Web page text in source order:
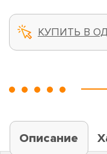
КУПИТЬ В
Описание